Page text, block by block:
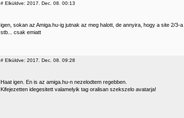
# Elküldve: 2017. Dec. 08. 00:13
igen, sokan az Amiga.hu-ig jutnak az meg halott, de annyira, hogy a site 2/
stb... csak emiatt
# Elküldve: 2017. Dec. 08. 09:28
Haat igen. En is az amiga.hu-n nezelodtem regebben.
Kifejezetten idegesitett valamelyik tag oralisan szekszelo avatarja!